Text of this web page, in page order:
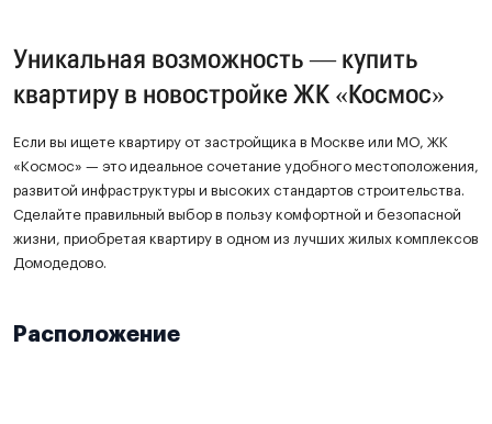
Уникальная возможность — купить
квартиру в новостройке ЖК «Космос»
Если вы ищете квартиру от застройщика в Москве или МО, ЖК
«Космос» — это идеальное сочетание удобного местоположения,
развитой инфраструктуры и высоких стандартов строительства.
Сделайте правильный выбор в пользу комфортной и безопасной
жизни, приобретая квартиру в одном из лучших жилых комплексов
Домодедово.
Расположение